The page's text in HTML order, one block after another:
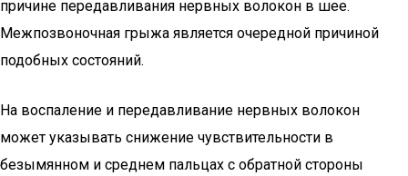
причине передавливания нервных волокон в шее.
Межпозвоночная грыжа является очередной причиной
подобных состояний.
На воспаление и передавливание нервных волокон
может указывать снижение чувствительности в
безымянном и среднем пальцах с обратной стороны